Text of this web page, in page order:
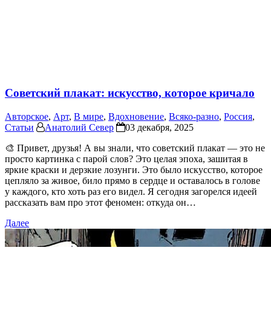
Советский плакат: искусство, которое кричало
Авторское, Арт, В мире, Вдохновение, Всяко-разно, Россия,
Статьи
Анатолий Север
03 декабря, 2025
🎨 Привет, друзья! А вы знали, что советский плакат — это не
просто картинка с парой слов? Это целая эпоха, зашитая в
яркие краски и дерзкие лозунги. Это было искусство, которое
цепляло за живое, било прямо в сердце и оставалось в голове
у каждого, кто хоть раз его видел. Я сегодня загорелся идеей
рассказать вам про этот феномен: откуда он…
Далее